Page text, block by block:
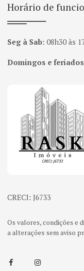
Horário de
Seg à Sab: 08h30 às
Domingos e
Página inicial
CRECI: J6733
Os valores, condições e
a alterações sem aviso
FacebookInstagram